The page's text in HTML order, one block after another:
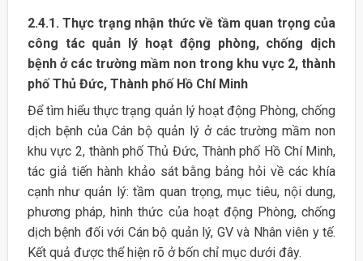
2.4.1. Thực trạng nhận thức về tầm quan trọng của
công tác quản lý hoạt động phòng, chống dịch
bệnh ở các trường mầm non trong khu vực 2, thành
phố Thủ Đức, Thành phố Hồ Chí Minh
Để tìm hiểu thực trạng quản lý hoạt động Phòng, chống
dịch bệnh của Cán bộ quản lý ở các trường mầm non
khu vực 2, thành phố Thủ Đức, Thành phố Hồ Chí Minh,
tác giả tiến hành khảo sát bằng bảng hỏi về các khía
cạnh như quản lý: tầm quan trọng, mục tiêu, nội dung,
phương pháp, hình thức của hoạt động Phòng, chống
dịch bệnh đối với Cán bộ quản lý, GV và Nhân viên y tế.
Kết quả được thể hiện rõ ở bốn chỉ mục dưới đây.